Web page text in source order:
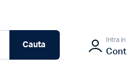
Cauta
Intra in
Cont